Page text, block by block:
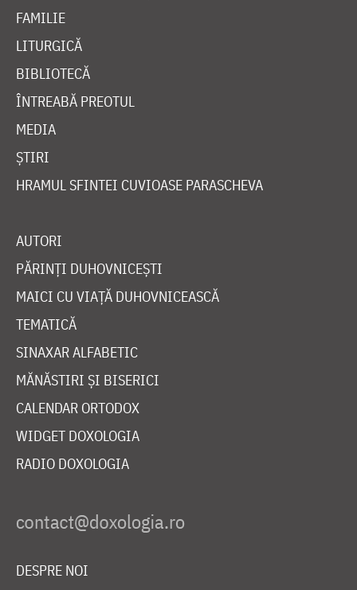
FAMILIE
LITURGICĂ
BIBLIOTECĂ
ÎNTREABĂ PREOTUL
MEDIA
ȘTIRI
HRAMUL SFINTEI CUVIOASE PARASCHEVA
AUTORI
PĂRINȚI DUHOVNICEȘTI
MAICI CU VIAȚĂ DUHOVNICEASCĂ
TEMATICĂ
SINAXAR ALFABETIC
MĂNĂSTIRI ȘI BISERICI
CALENDAR ORTODOX
WIDGET DOXOLOGIA
RADIO DOXOLOGIA
DESPRE NOI